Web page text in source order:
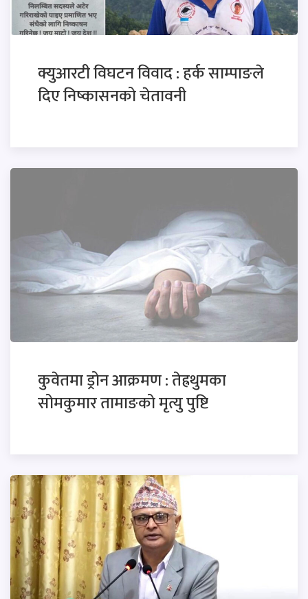
क्युआरटी विघटन विवाद : हर्क साम्पाङले
दिए निष्कासनको चेतावनी
कुवेतमा ड्रोन आक्रमण : तेह्रथुमका
सोमकुमार तामाङको मृत्यु पुष्टि